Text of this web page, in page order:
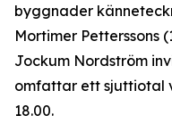
byggnader
Mortimer Petterssons
Jockum Nordström
omfattar ett sjuttiotal
18.00.